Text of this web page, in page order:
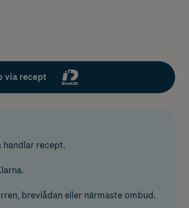
via recept
handlar recept.
brevlådan eller närmaste ombud.